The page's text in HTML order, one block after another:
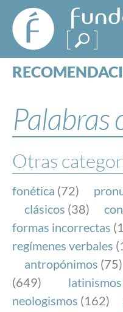
FundéuRAE
- Fundación
del Español
Urgente
ESPECIALES
NOTICIAS
SOBRE LA
FundéuRAE es
y la Real Academia
el buen uso del
Internet.
Palabras
Otras
fonética (72)
clásicos (38)
formas incorrectas
regímenes verbales
antropónimos (75)
(649)
latinismos
neologismos (162)